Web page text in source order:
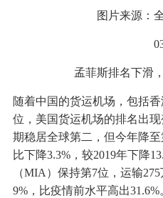
图片来源：
孟菲斯排名下滑
随着中国的货运机场，包括
位，美国货运机场的排名出
期稳居全球第二，但今年降
比下降3.3%，较2019年下降
（MIA）保持第7位，运输
9%，比疫情前水平高出31.6%